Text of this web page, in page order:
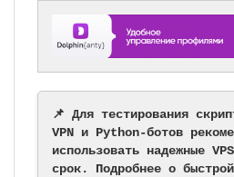
📌 Для тестирования
VPN и Python-ботов
использовать надежные
срок. Подробнее о